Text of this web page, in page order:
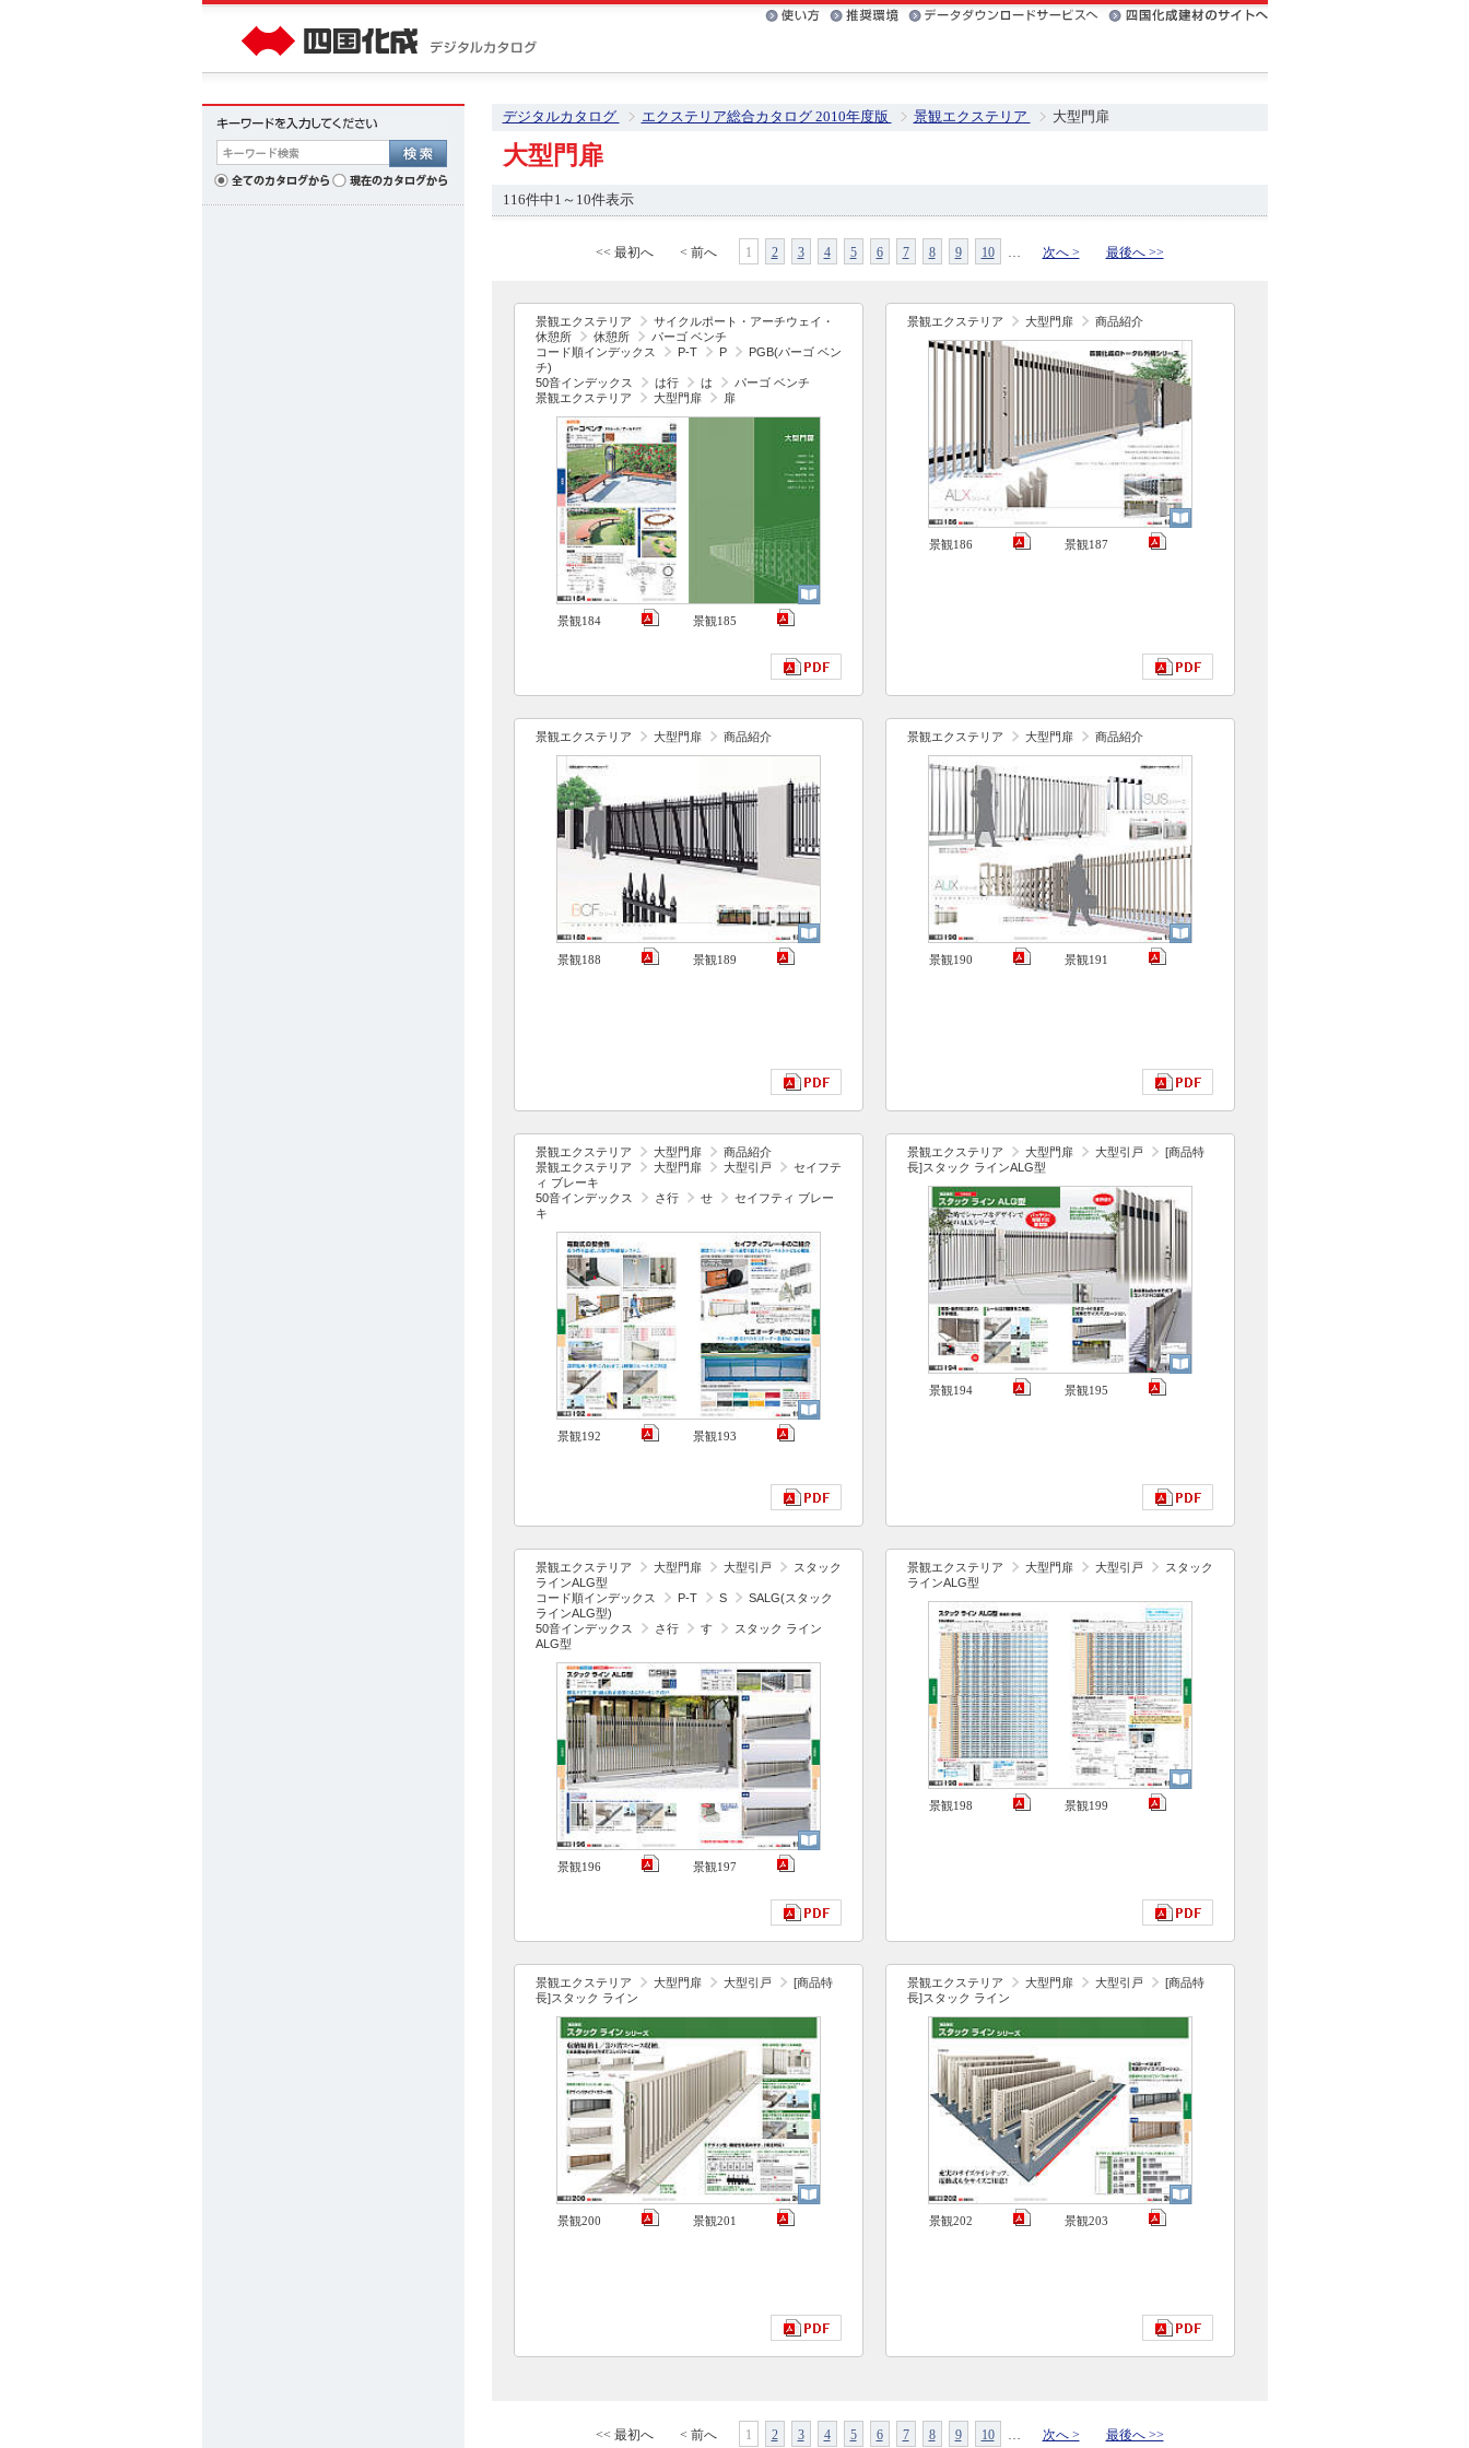
デジタルカタログ エクステリア総合カタログ 2010年度版 景観エクステリア 大型門扉
大型門扉
116件中1～10件表示
<< 最初へ < 前へ 1 2 3 4 5 6 7 8 9 10 … 次へ > 最後へ >>
景観エクステリア
サイクルポート・アーチウェイ・
休憩所
休憩所
パーゴ ベンチ
コード順インデックス
P-T P
PGB(パーゴ ベン
チ)
50音インデックス
は行 は
パーゴ ベンチ
景観エクステリア
大型門扉 扉
景観184 景観185
景観エクステリア 大型門扉 商品紹介
景観186 景観187
景観エクステリア 大型門扉 商品紹介
景観188 景観189
景観エクステリア 大型門扉 商品紹介
景観190 景観191
景観エクステリア 大型門扉
商品紹介
景観エクステリア
大型門扉 大型引戸
セイフテ
ィ ブレーキ
50音インデックス
さ行 せ
セイフティ ブレー
キ
景観192 景観193
景観エクステリア 大型門扉 大型引戸
[商品特
長]スタック ラインALG型
景観194 景観195
景観エクステリア 大型門扉 大型引戸
スタック
ラインALG型
コード順インデックス
P-T S
SALG(スタック
ラインALG型)
50音インデックス
さ行 す
スタック ライン
ALG型
景観196 景観197
景観エクステリア 大型門扉 大型引戸
スタック
ラインALG型
景観198 景観199
景観エクステリア 大型門扉 大型引戸
[商品特
長]スタック ライン
景観200 景観201
景観エクステリア 大型門扉 大型引戸
[商品特
長]スタック ライン
景観202 景観203
<< 最初へ < 前へ 1 2 3 4 5 6 7 8 9 10 … 次へ > 最後へ >>